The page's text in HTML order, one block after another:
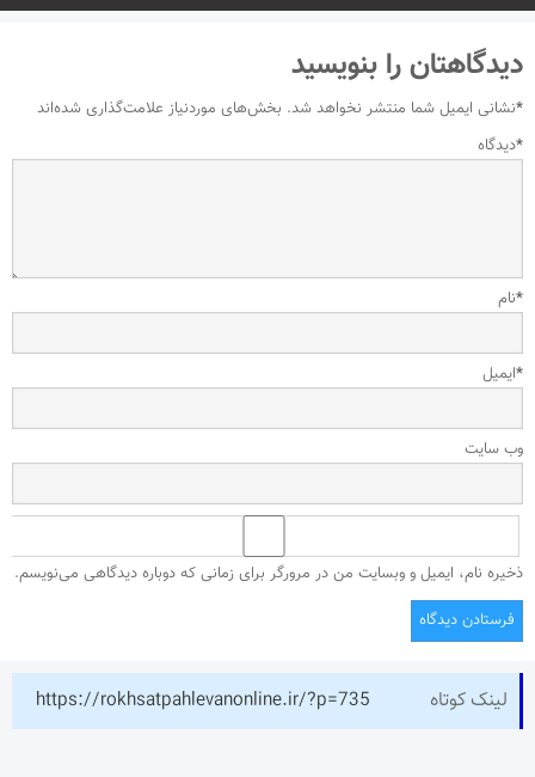
دیدگاهتان را بنویسید
نشانی ایمیل شما منتشر نخواهد شد. بخش‌های موردنیاز علامت‌گذاری شده‌اند
*
دیدگاه*
نام*
ایمیل*
وب‌ سایت
ذخیره نام، ایمیل و وبسایت من در مرورگر برای زمانی که دوباره دیدگاهی می‌نویسم.
لینک کوتاه https://rokhsatpahlevanonline.ir/?p=735